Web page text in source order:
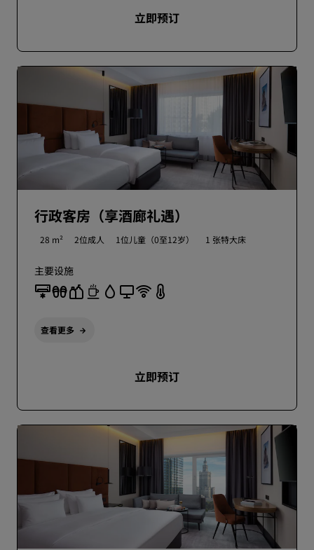
立即预订
行政客房（享酒廊礼遇）
28 m² 2位成人 1位儿童（0至12岁） 1 张特大床
主要设施
查看更多
立即预订